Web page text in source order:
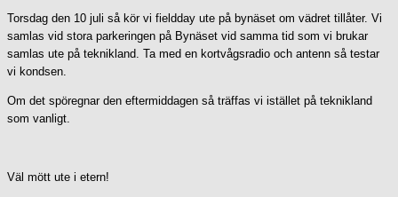
Torsdag den 10 juli så kör vi fieldday ute på bynäset om vädret tillåter. Vi
samlas vid stora parkeringen på Bynäset vid samma tid som vi brukar
samlas ute på teknikland. Ta med en kortvågsradio och antenn så testar
vi kondsen.
Om det spöregnar den eftermiddagen så träffas vi istället på teknikland
som vanligt.
Väl mött ute i etern!